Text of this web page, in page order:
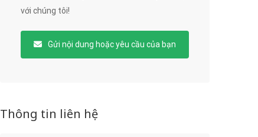
với chúng tôi!
Gửi nội dung hoặc yêu cầu của bạn
Thông tin liên hệ